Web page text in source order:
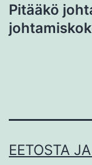
Pitääkö
EETOSTA